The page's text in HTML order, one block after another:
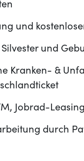
und
und
Kranken- &
Jobrad-
durch